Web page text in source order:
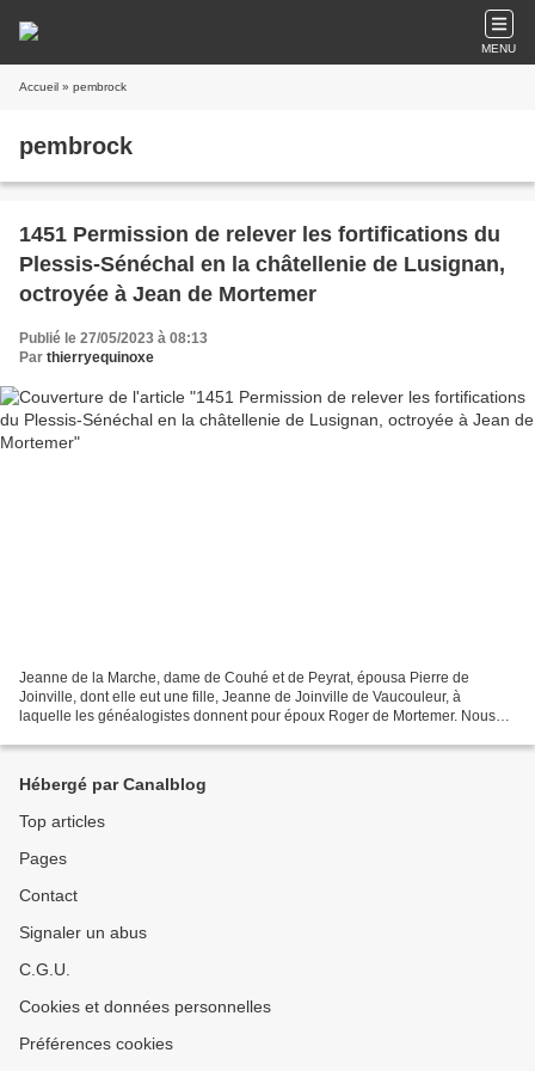
MENU
Accueil » pembrock
pembrock
1451 Permission de relever les fortifications du
Plessis-Sénéchal en la châtellenie de Lusignan,
octroyée à Jean de Mortemer
Publié le 27/05/2023 à 08:13
Par thierryequinoxe
Jeanne de la Marche, dame de Couhé et de Peyrat, épousa Pierre de
Joinville, dont elle eut une fille, Jeanne de Joinville de Vaucouleur, à
laquelle les généalogistes donnent pour époux Roger de Mortemer. Nous
Hébergé par Canalblog
Top articles
Pages
Contact
Signaler un abus
C.G.U.
Cookies et données personnelles
Préférences cookies